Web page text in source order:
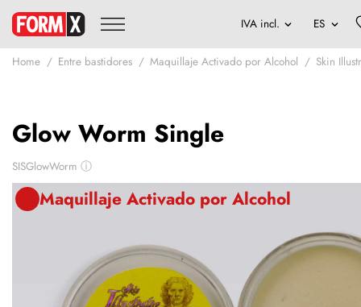
Home Entre bastidores Maquillaje Activado por Alcohol Skin
Glow Worm Single
SISGlowWorm ⓘ
Maquillaje Activado por Alcohol